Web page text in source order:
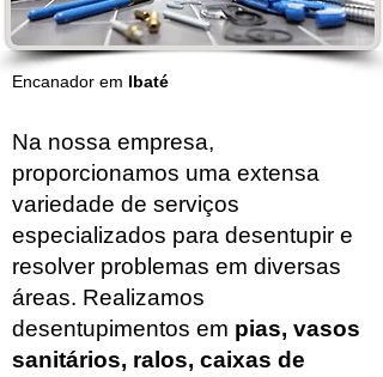
Encanador em Ibaté
Na nossa empresa,
proporcionamos uma extensa
variedade de serviços
especializados para desentupir e
resolver problemas em diversas
áreas. Realizamos
desentupimentos em pias, vasos
sanitários, ralos, caixas de